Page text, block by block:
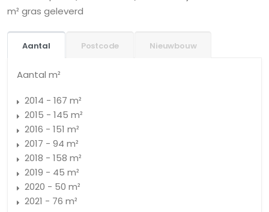
m² gras geleverd
Aantal Postcode Nieuwbouw
Aantal m²
2014 - 167 m²
2015 - 145 m²
2016 - 151 m²
2017 - 94 m²
2018 - 158 m²
2019 - 45 m²
2020 - 50 m²
2021 - 76 m²